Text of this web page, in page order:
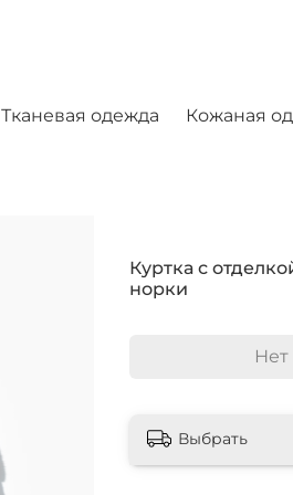
Тканевая одежда Кожаная
Куртка с
норки
Выбрать